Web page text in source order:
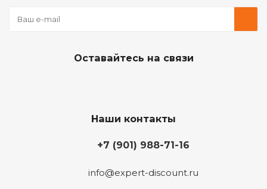
Оставайтесь на связи
Наши контакты
+7 (901) 988-71-16
info@expert-discount.ru